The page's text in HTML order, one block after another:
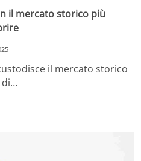
il mercato storico più
il mercato storico
di…